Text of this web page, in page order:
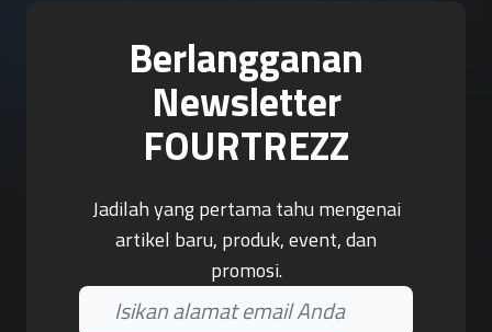
Berlangganan
Newsletter
FOURTREZZ
Jadilah yang pertama tahu mengenai
artikel baru, produk, event, dan
promosi.